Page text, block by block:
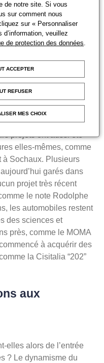
attractivité », dixit
totalement revu
Club de l’Ouest, le
quant à lui
Sarthe et le succès de
En parallèle
comme le
– plus de 400 véhicules
de Vernon, dans la
projets ont aussi été
elles-mêmes, comme
à Sochaux. Plusieurs
garés dans
projet très récent
le note Rodolphe
les automobiles restent
des sciences et
près, comme le MOMA
à acquérir des
la Cisitalia “202”
aux
elles alors de l’entrée
? Le dynamisme du
de notre site. Si vous
sur comment nous
sur « Personnaliser
veuillez
de protection des données.
ACCEPTER
REFUSER
MES CHOIX